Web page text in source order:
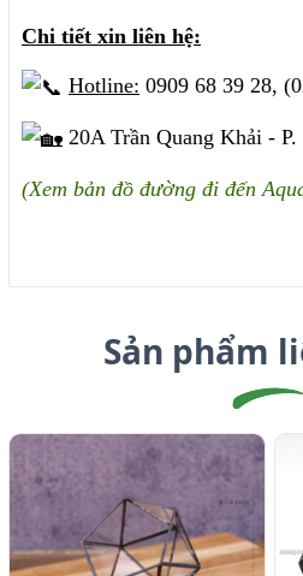
Chi tiết xin liên hệ:
Hotline: 0909 68 39 28,
20A Trần Quang Khải -
(Xem bản đồ đường đi đến
Sản phẩm